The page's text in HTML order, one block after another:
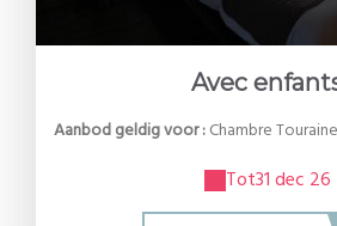
Avec
Aanbod geldig voor :Chambre Touraine
Tot31 dec 26